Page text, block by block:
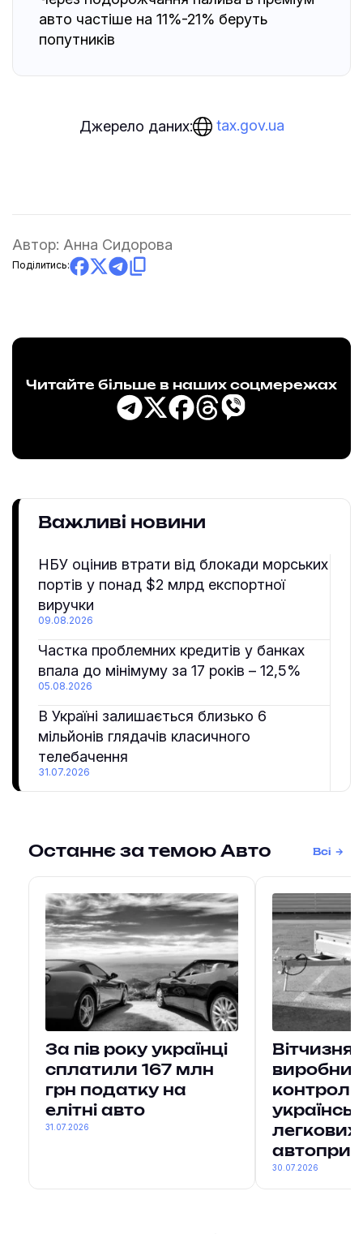
авто частіше на 11%-21% беруть
попутників
Джерело даних: tax.gov.ua
Автор: Анна Сидорова
Поділитись:
Читайте більше в наших соцмережах
Важливі новини
НБУ оцінив втрати від блокади морських
портів у понад $2 млрд експортної
виручки
09.08.2026
Частка проблемних кредитів у банках
впала до мінімуму за 17 років – 12,5%
05.08.2026
В Україні залишається близько 6
мільйонів глядачів класичного
телебачення
31.07.2026
Останнє за темою Авто Всі
За пів року українці
сплатили 167 млн
грн податку на
елітні авто
31.07.2026
легкових
30.07.2026